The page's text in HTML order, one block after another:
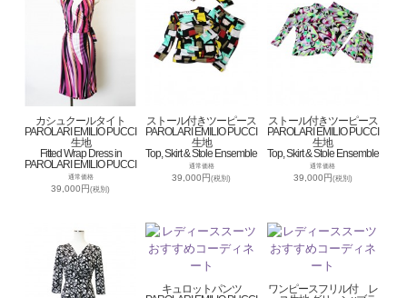
カシュクールタイト
PAROLARI EMILIO PUCCI
生地
Fitted Wrap Dress in
PAROLARI EMILIO PUCCI
通常価格
39,000円(税別)
ストール付きツーピース
PAROLARI EMILIO PUCCI
生地
Top, Skirt & Stole Ensemble
通常価格
39,000円(税別)
ストール付きツーピース
PAROLARI EMILIO PUCCI
生地
Top, Skirt & Stole Ensemble
通常価格
39,000円(税別)
キュロットパンツ
ワンピースフリル付 レ